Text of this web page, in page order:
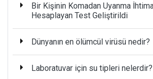
Bir Kişinin Komadan Uyanma
Hesaplayan Test Geliştirildi
Dünyanın en ölümcül virüsü nedir?
Laboratuvar için su tipleri nelerdir?